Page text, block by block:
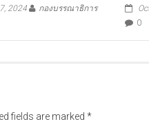
2024
กองบรรณาธิการ
0
fields are marked *